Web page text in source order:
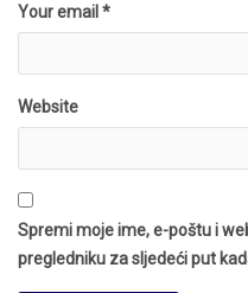
Your email *
Website
Spremi moje ime, e-poštu i
pregledniku za sljedeći put